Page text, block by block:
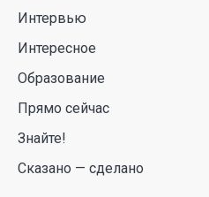
индустриально-
деревообрабатывающего
«EcoForest»
30 Июл. 2026 14:05
Июль и август — непростое
действительно легче
Интервью
Интересное
Образование
Прямо сейчас
Знайте!
Сказано — сделано